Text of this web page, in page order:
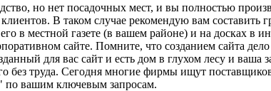
но нет посадочных мест, и вы полностью
В таком случае рекомендую вам составить
в местной газете (в вашем районе) и на досках в
сайте. Помните, что созданием сайта
для вас сайт и есть дом в глухом лесу и ваша
без труда. Сегодня многие фирмы ищут
по вашим ключевым запросам.